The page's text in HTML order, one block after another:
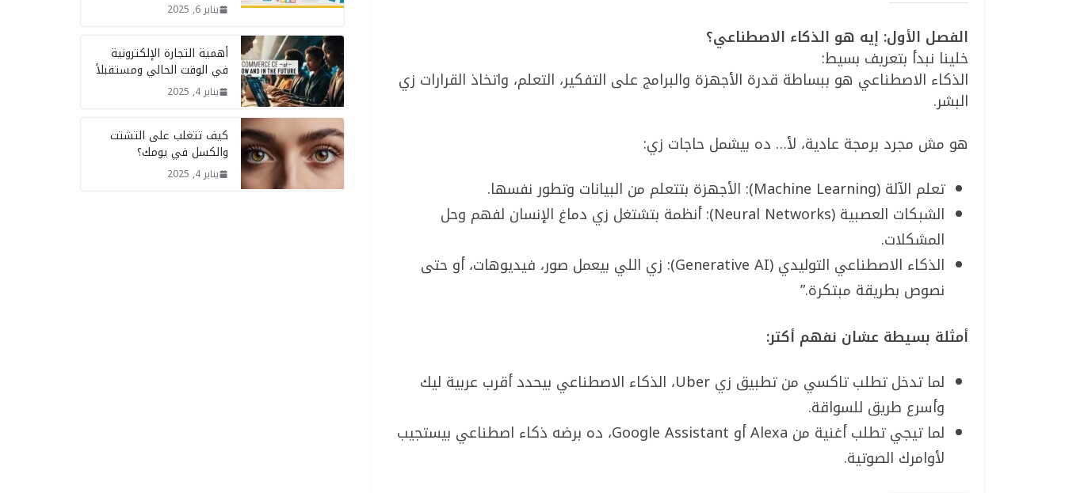
الفصل الأول: إيه هو الذكاء الاصطناعي؟
خلينا نبدأ بتعريف بسيط:
الذكاء الاصطناعي هو ببساطة قدرة الأجهزة والبرامج على التفكير، التعلم، واتخاذ القرارات زي
البشر.
هو مش مجرد برمجة عادية، لأ… ده بيشمل حاجات زي:
تعلم الآلة (Machine Learning): الأجهزة بتتعلم من البيانات وتطور نفسها.
الشبكات العصبية (Neural Networks): أنظمة بتشتغل زي دماغ الإنسان لفهم وحل
المشكلات.
الذكاء الاصطناعي التوليدي (Generative AI): زي اللي بيعمل صور، فيديوهات، أو حتى
نصوص بطريقة مبتكرة.”
أمثلة بسيطة عشان نفهم أكتر:
لما تدخل تطلب تاكسي من تطبيق زي Uber، الذكاء الاصطناعي بيحدد أقرب عربية ليك
وأسرع طريق للسواقة.
لما تيجي تطلب أغنية من Alexa أو Google Assistant، ده برضه ذكاء اصطناعي بيستجيب
لأوامرك الصوتية.
يناير 6, 2025
أهمية التجارة الإلكترونية
في الوقت الحالي ومستقبلاً
يناير 4, 2025
كيف تتغلب على التشتت
والكسل في يومك؟
يناير 4, 2025